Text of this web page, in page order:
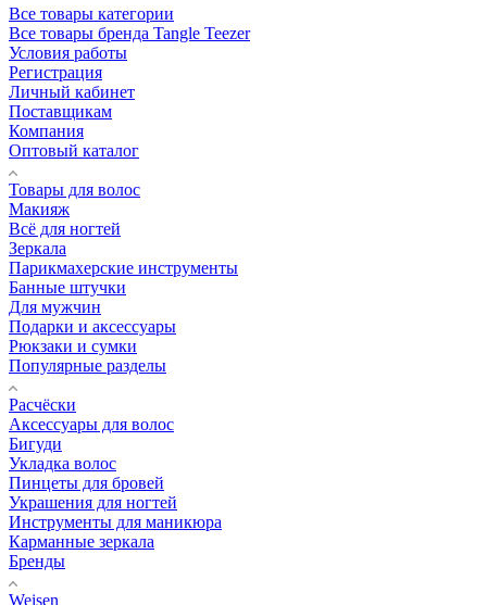
Все товары категории
Все товары бренда Tangle Teezer
Условия работы
Регистрация
Личный кабинет
Поставщикам
Компания
Оптовый каталог
Товары для волос
Макияж
Всё для ногтей
Зеркала
Парикмахерские инструменты
Банные штучки
Для мужчин
Подарки и аксессуары
Рюкзаки и сумки
Популярные разделы
Расчёски
Аксессуары для волос
Бигуди
Укладка волос
Пинцеты для бровей
Украшения для ногтей
Инструменты для маникюра
Карманные зеркала
Бренды
Weisen